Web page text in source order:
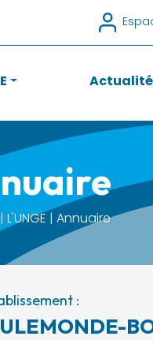
| Annuaire
: